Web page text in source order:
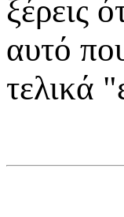
ξέρεις
αυτό
τελικά